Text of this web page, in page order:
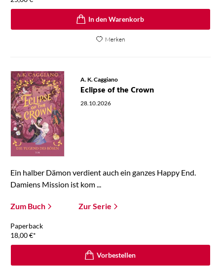
In den Warenkorb
Merken
A. K. Caggiano
Eclipse of the Crown
28.10.2026
Ein halber Dämon verdient auch ein ganzes Happy End.
Damiens Mission ist kom ...
Zum Buch Zur Serie
Paperback
18,00€*
Vorbestellen